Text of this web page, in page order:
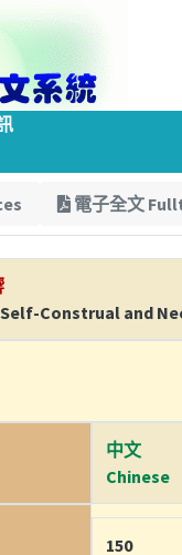
電子全文
Construal and
中文
Chinese
150